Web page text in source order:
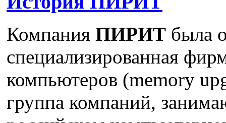
Компания ПИРИТ была
специализированная
компьютеров (memory
группа компаний,